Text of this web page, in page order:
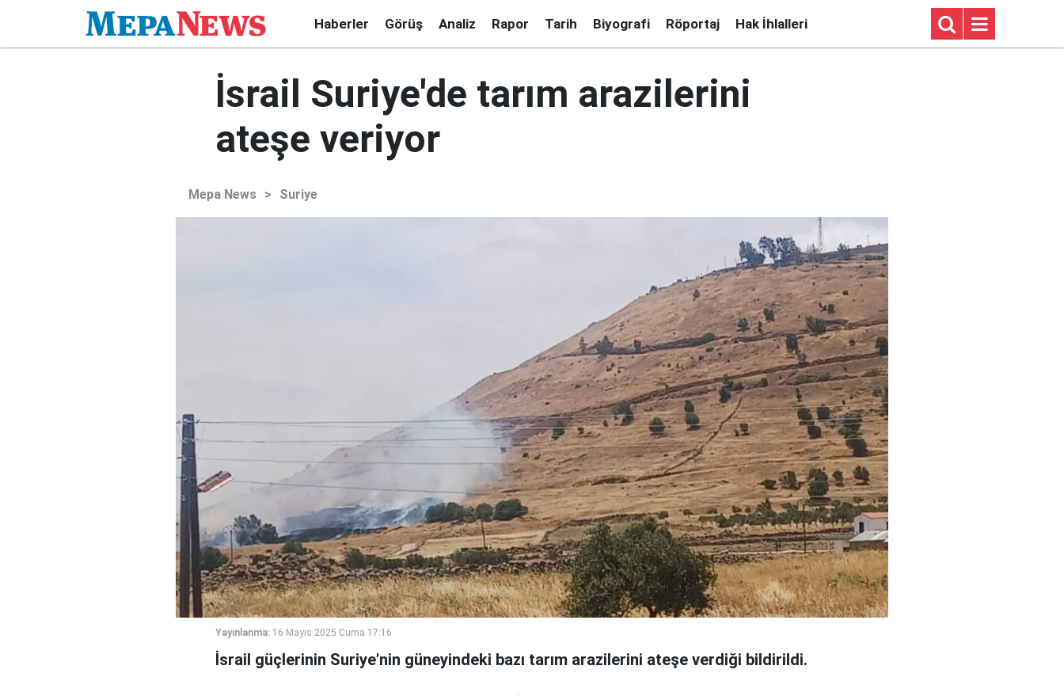
Haberler Görüş Analiz Rapor Tarih Biyografi Röportaj Hak İhlalleri
İsrail Suriye'de tarım arazilerini
ateşe veriyor
Mepa News > Suriye
Yayınlanma: 16 Mayıs 2025 Cuma 17:16
İsrail güçlerinin Suriye'nin güneyindeki bazı tarım arazilerini ateşe verdiği bildirildi.